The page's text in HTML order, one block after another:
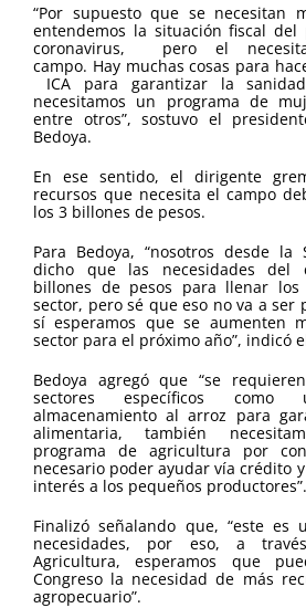
“Por supuesto que se necesitan
entendemos la situación fiscal
coronavirus, pero el
campo. Hay muchas cosas para
ICA para garantizar la
necesitamos un programa de
entre otros”, sostuvo el
Bedoya.
En ese sentido, el dirigente
recursos que necesita el campo
los 3 billones de pesos.
Para Bedoya, “nosotros desde la
dicho que las necesidades del
billones de pesos para llenar
sector, pero sé que eso no va a ser
sí esperamos que se aumenten
sector para el próximo año”, indicó
Bedoya agregó que “se
sectores específicos
almacenamiento al arroz para
alimentaria, también
programa de agricultura por
necesario poder ayudar vía crédito
interés a los pequeños productores”.
Finalizó señalando que, “este es
necesidades, por eso, a
Agricultura, esperamos que
Congreso la necesidad de más
agropecuario”.